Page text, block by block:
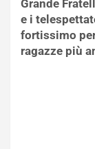
Grande
e i
fortissimo
ragazze più